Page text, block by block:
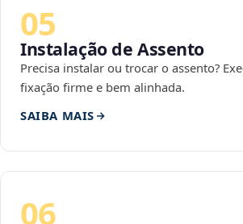
05
Instalação de Assento
Precisa instalar ou trocar o assento?
fixação firme e bem alinhada.
SAIBA MAIS
06